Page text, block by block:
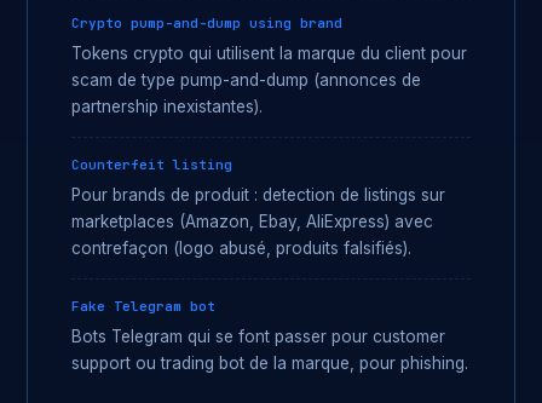
Crypto pump-and-dump using brand
Tokens crypto qui utilisent la marque du client pour
scam de type pump-and-dump (annonces de
partnership inexistantes).
Counterfeit listing
Pour brands de produit : detection de listings sur
marketplaces (Amazon, Ebay, AliExpress) avec
contrefaçon (logo abusé, produits falsifiés).
Fake Telegram bot
Bots Telegram qui se font passer pour customer
support ou trading bot de la marque, pour phishing.